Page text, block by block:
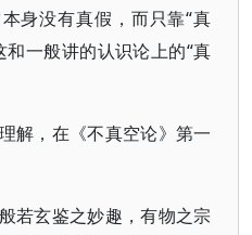
身没有真假，而只靠“真
一般讲的认识论上的“真
解，在《不真空论》第一
若玄鉴之妙趣，有物之宗